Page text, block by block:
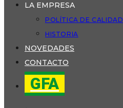
LA EMPRESA
POLÍTICA DE CALIDAD
HISTORIA
NOVEDADES
CONTACTO
GFA